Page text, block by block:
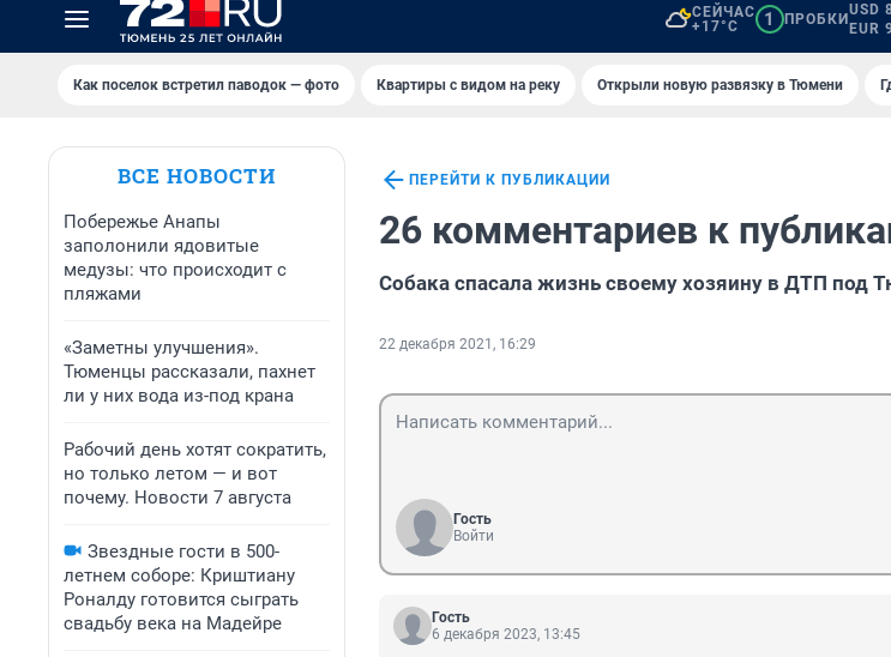
СЕЙЧАС
+17°C
1 ПРОБКИ
USD
EUR
Как поселок встретил паводок — фото Квартиры с видом на реку Открыли новую развязку в Тюмени
ВСЕ НОВОСТИ
Побережье Анапы
заполонили ядовитые
медузы: что происходит с
пляжами
«Заметны улучшения».
Тюменцы рассказали, пахнет
ли у них вода из-под крана
Рабочий день хотят сократить,
но только летом — и вот
почему. Новости 7 августа
Звездные гости в 500-
летнем соборе: Криштиану
Роналду готовится сыграть
свадьбу века на Мадейре
ПЕРЕЙТИ К ПУБЛИКАЦИИ
26 комментариев к
Собака спасала жизнь своему хозяину в ДТП под
22 декабря 2021, 16:29
Гость
Войти
Гость
6 декабря 2023, 13:45